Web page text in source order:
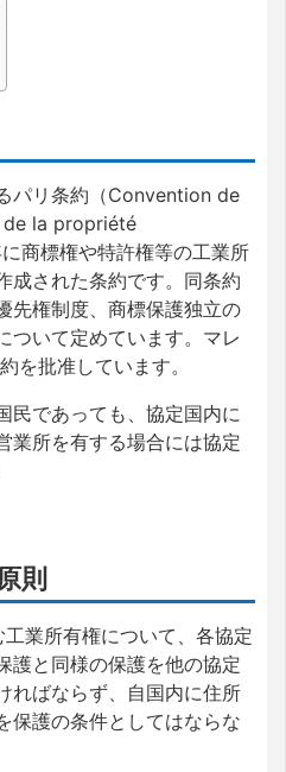
パリ条約（Convention de
la propriété
商標権や特許権等の工業所
成された条約です。同条約
先権制度、商標保護独立の
ついて定めています。マレ
を批准しています。
民であっても、協定国内に
業所を有する場合には協定
則
業所有権について、各協定
護と同様の保護を他の協定
ればならず、自国内に住所
保護の条件としてはならな